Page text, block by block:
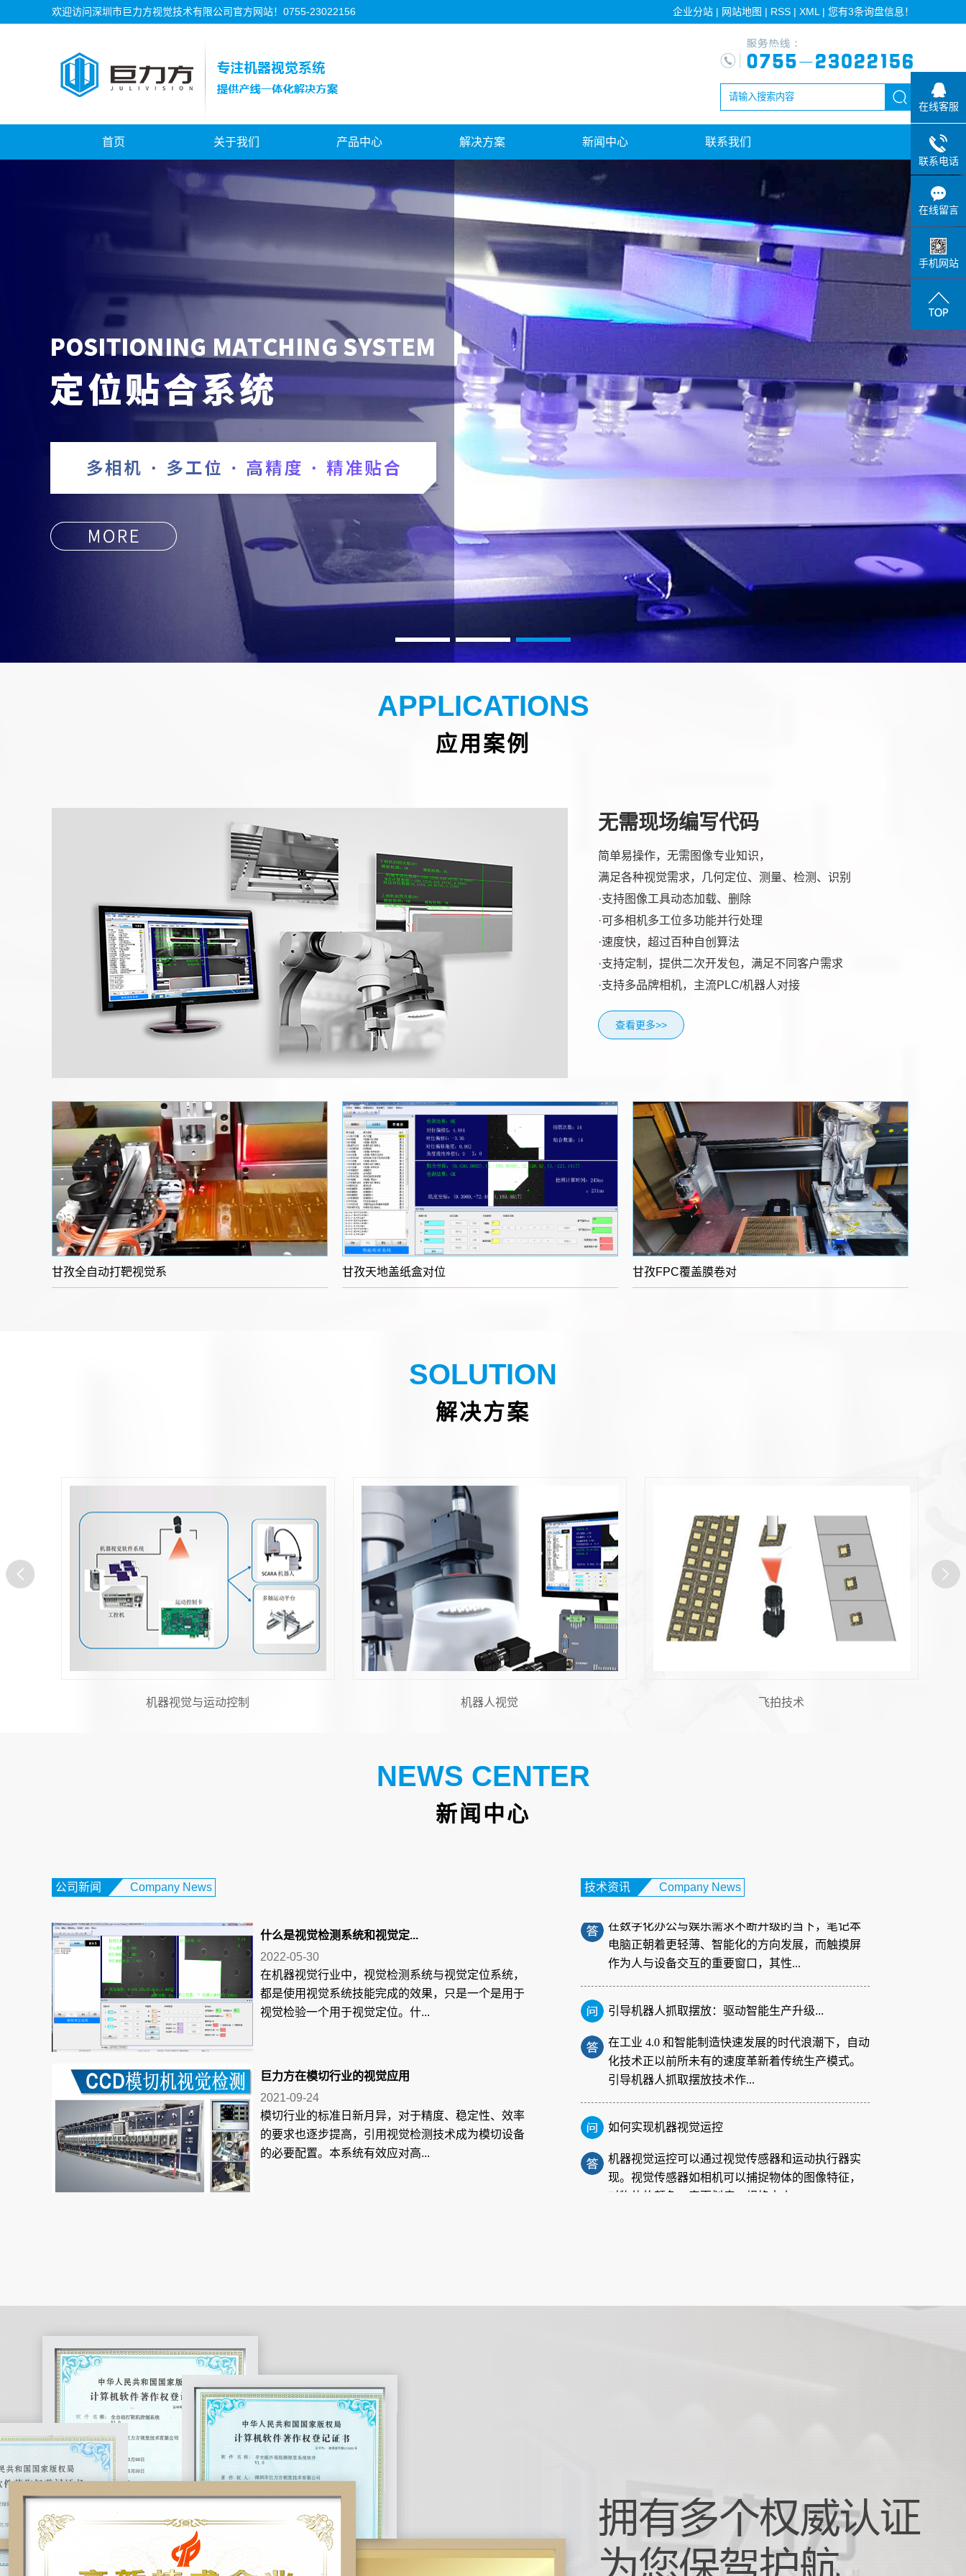
欢迎访问深圳市巨力方视觉技术有限公司官方网站！0755-23022156 企业分站 | 网站地图 | RSS | XML | 您有3条询盘信息！
首页 关于我们
公司简介
公司资质
产品中心
甘孜FPC行业
甘孜模切机行业
甘孜天地盖制盒机行业
解决方案
甘孜对位贴合系统
甘孜视觉与运控结合
甘孜飞拍对位系统
新闻中心
公司新闻
行业新闻
技术知识
联系我们
2 3
APPLICATIONS
应用案例
无需现场编写代码
简单易操作，无需图像专业知识，
满足各种视觉需求，几何定位、测量、检测、识别
·支持图像工具动态加载、删除
·可多相机多工位多功能并行处理
·速度快，超过百种自创算法
·支持定制，提供二次开发包，满足不同客户需求
·支持多品牌相机，主流PLC/机器人对接
查看更多>>
甘孜全自动打靶视觉系 甘孜​天地盖纸盒对位 甘孜FPC覆盖膜卷对
SOLUTION
解决方案
NEWS CENTER
新闻中心
公司新闻 Company News
什么是视觉检测系统和视觉定...
2022-05-30
在机器视觉行业中，视觉检测系统与视觉定位系统，
都是使用视觉系统技能完成的效果，只是一个是用于
视觉检验一个用于视觉定位。什...
巨力方在模切行业的视觉应用
2021-09-24
模切行业的标准日新月异，对于精度、稳定性、效率
的要求也逐步提高，引用视觉检测技术成为模切设备
的必要配置。本系统有效应对高...
技术资讯 Company News
电脑正朝着更轻薄、智能化的方向发展，而触摸屏
作为人与设备交互的重要窗口，其性...
引导机器人抓取摆放：驱动智能生产升级...
在工业 4.0 和智能制造快速发展的时代浪潮下，自动
化技术正以前所未有的速度革新着传统生产模式。
引导机器人抓取摆放技术作...
如何实现机器视觉运控
机器视觉运控可以通过视觉传感器和运动执行器实
现。视觉传感器如相机可以捕捉物体的图像特征，
对物体的颜色、表面划痕、规格大小...
化技术正以前所未有的速度革新着传统生产模式。
引导机器人抓取摆放技术作...
如何实现机器视觉运控
在线客服
联系电话
在线留言
手机网站